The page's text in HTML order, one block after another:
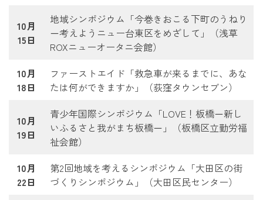
10月
15日
地域シンポジウム「今巻きおこる下町のうねり
－考えようニュー台東区をめざして」（浅草
ROXニューオータニ会館）
10月
18日
ファーストエイド「救急車が来るまでに、あな
たは何ができますか」（荻窪タウンセブン）
10月
19日
青少年国際シンポジウム「LOVE！板橋－新し
いふるさと我がまち板橋－」（板橋区立勤労福
祉会館）
10月
22日
第2回地域を考えるシンポジウム「大田区の街
づくりシンポジウム」（大田区民センター）